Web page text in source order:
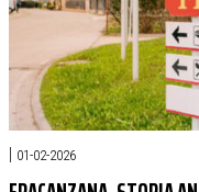
| 01-02-2026